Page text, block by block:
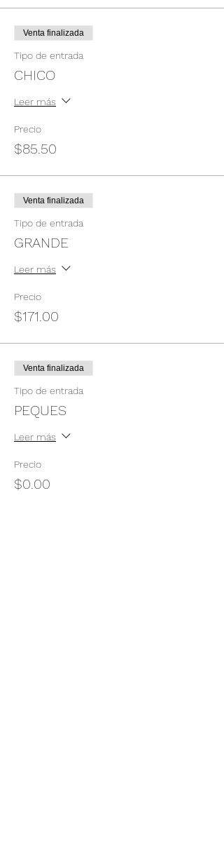
Venta finalizada
Tipo de entrada
CHICO
Leer más
Precio
$85.50
Venta finalizada
Tipo de entrada
GRANDE
Leer más
Precio
$171.00
Venta finalizada
Tipo de entrada
PEQUES
Leer más
Precio
$0.00